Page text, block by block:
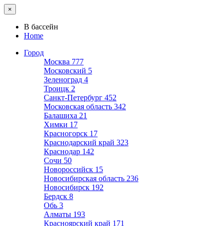
×
В бассейн
Home
Город
Москва 777
Московский 5
Зеленоград 4
Троицк 2
Санкт-Петербург 452
Московская область 342
Балашиха 21
Химки 17
Красногорск 17
Краснодарский край 323
Краснодар 142
Сочи 50
Новороссийск 15
Новосибирская область 236
Новосибирск 192
Бердск 8
Обь 3
Алматы 193
Красноярский край 171